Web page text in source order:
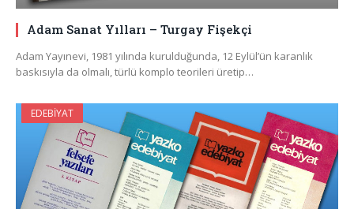
Adam Sanat Yılları – Turgay Fişekçi
Adam Yayınevi, 1981 yılında kurulduğunda, 12 Eylül’ün karanlık
baskısıyla da olmalı, türlü komplo teorileri üretip…
EDEBIYAT